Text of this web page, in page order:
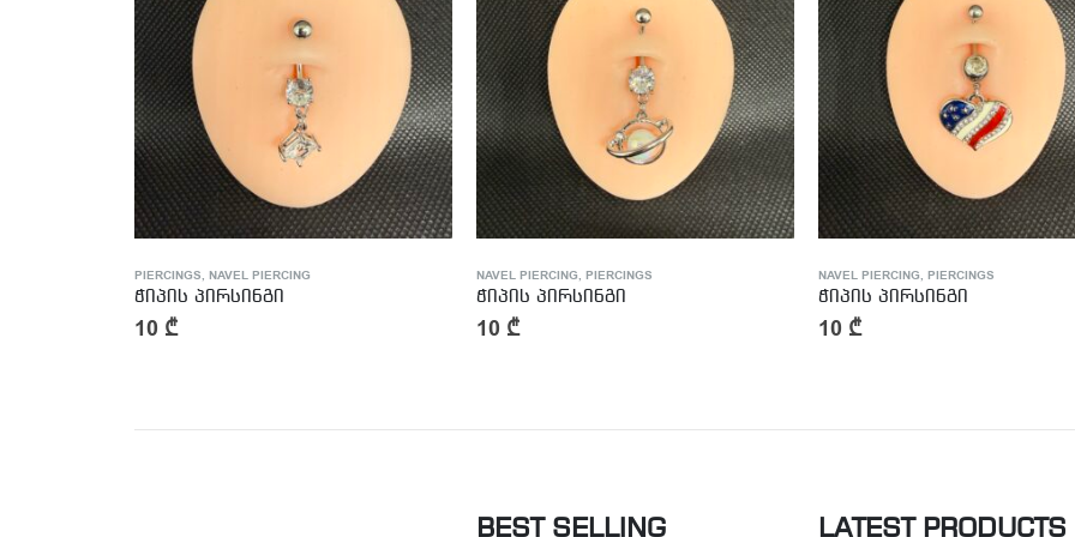
NAVEL PIERCING,PIERCINGS
ჭიპის პირსინგი
10 ₾
NAVEL PIERCING, PIERCINGS
ჭიპის პირსინგი
10 ₾
NAVEL PIERCING, PIERCINGS
ჭიპის პირსინგი
10 ₾
BEST SELLING
LATEST PRODUCTS